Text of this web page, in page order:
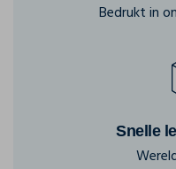
Bedrukt in
Snelle